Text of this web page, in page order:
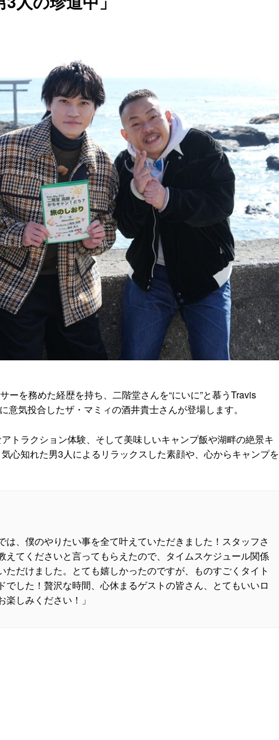
を務めた経歴を持ち、二階堂さんを“にいに”と慕うTravis
気投合したザ・マミィの酒井貴士さんが登場します。
トラクション体験、そして美味しいキャンプ飯や湖畔の絶景キ
心知れた男3人によるリラックスした素顔や、心からキャンプを
は、僕のやりたい事を全て叶えていただきました！スタッフさ
えてくださいと言ってもらえたので、タイムスケジュール関係
だけました。とても嬉しかったのですが、ものすごくタイト
した！贅沢な時間、心休まるゲストの皆さん、とてもいいロ
しみください！」